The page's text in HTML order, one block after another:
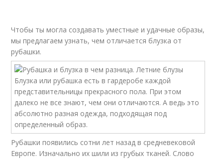
Чтобы ты могла создавать уместные и удачные образы,
мы предлагаем узнать, чем отличается блузка от
рубашки.
Рубашки появились сотни лет назад в средневековой
Европе. Изначально их шили из грубых тканей. Слово